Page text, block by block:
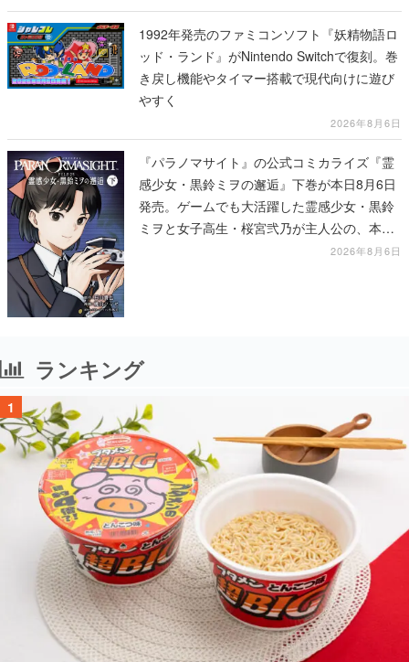
1992年発売のファミコンソフト『妖精物語ロ
ッド・ランド』がNintendo Switchで復刻。巻
き戻し機能やタイマー搭載で現代向けに遊び
やすく
2026年8月6日
『パラノマサイト』の公式コミカライズ『霊
感少女・黒鈴ミヲの邂逅』下巻が本日8月6日
発売。ゲームでも大活躍した霊感少女・黒鈴
ミヲと女子高生・桜宮弐乃が主人公の、本編
2026年8月6日
ランキング
1